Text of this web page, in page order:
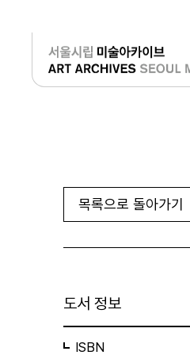
로그인
목록으로 돌아가기
도서 정보
ISBN